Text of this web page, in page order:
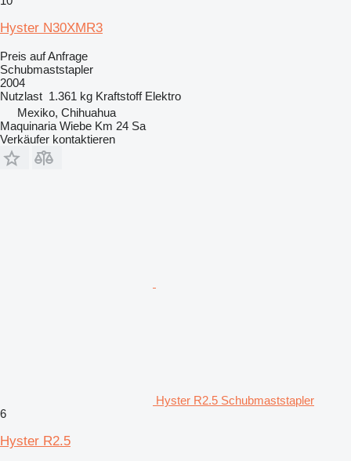
Hyster N30XMR3
Preis auf Anfrage
Schubmaststapler
2004
Nutzlast 1.361 kg Kraftstoff Elektro
Mexiko, Chihuahua
Maquinaria Wiebe Km 24 Sa
Verkäufer kontaktieren
Hyster R2.5 Schubmaststapler
6
Hyster R2.5